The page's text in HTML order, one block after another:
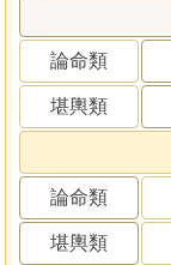
論命類
堪輿類
論命類
堪輿類